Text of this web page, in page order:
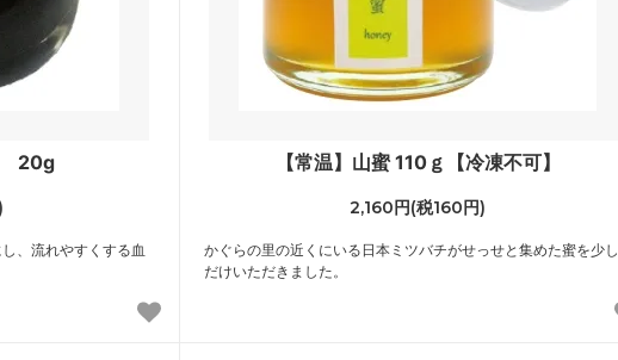
20g
、流れやすくする血
【常温】山蜜 110ｇ【冷凍不可】
2,160円(税160円)
かぐらの里の近くにいる日本ミツバチがせっせと集めた蜜を少し
だけいただきました。